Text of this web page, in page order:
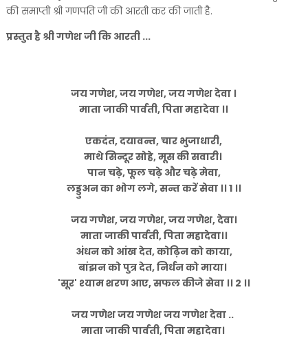
की समाप्ती श्री गणपति जी की आरती कर की जाती है.
प्रस्तुत है श्री गणेश जी कि आरती ...
जय गणेश, जय गणेश, जय गणेश देवा ।
माता जाकी पार्वती, पिता महादेवा ।।
एकदंत, दयावन्त, चार भुजाधारी,
माथे सिन्दूर सोहे, मूस की सवारी।
पान चढ़े, फूल चढ़े और चढ़े मेवा,
लड्डुअन का भोग लगे, सन्त करें सेवा ।। 1 ।।
जय गणेश, जय गणेश, जय गणेश, देवा।
माता जाकी पार्वती, पिता महादेवा।।
अंधन को आंख देत, कोढ़िन को काया,
बांझन को पुत्र देत, निर्धन को माया।
'सूर' श्याम शरण आए, सफल कीजे सेवा ।। 2 ।।
जय गणेश जय गणेश जय गणेश देवा ..
माता जाकी पार्वती, पिता महादेवा।